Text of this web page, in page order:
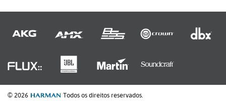
© 2026 Todos os direitos reservados.